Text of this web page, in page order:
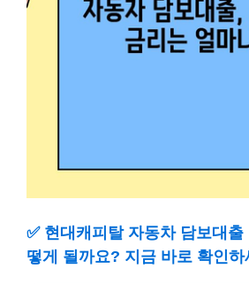
✅ 현대캐피탈 자동차 담보대출
떻게 될까요? 지금 바로 확인하